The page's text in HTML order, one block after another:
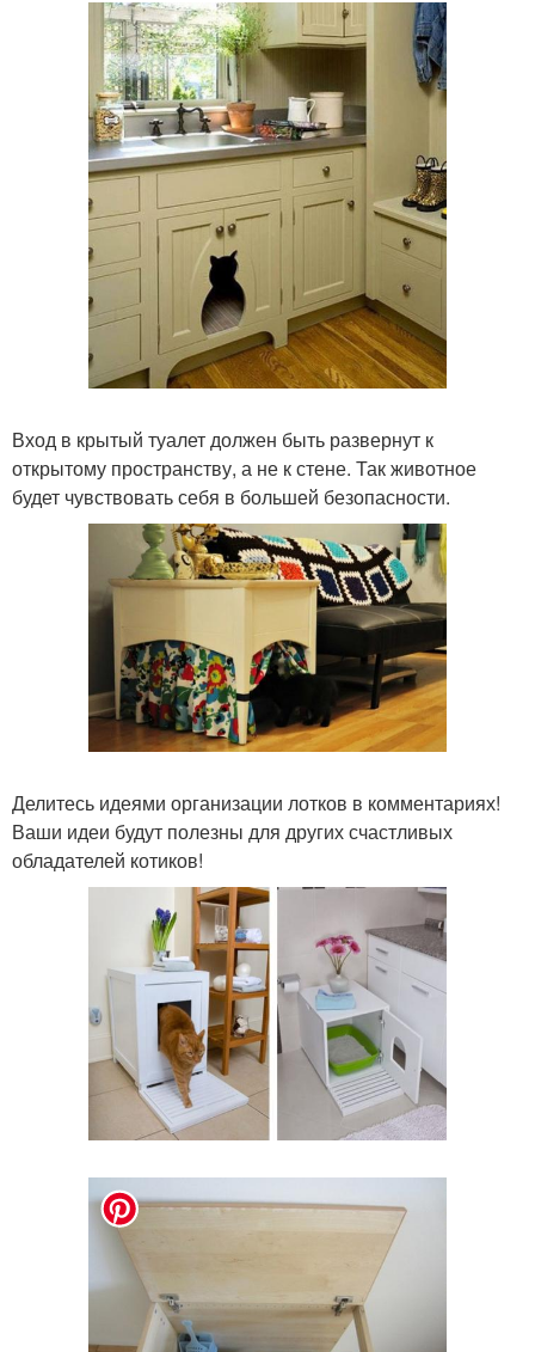
Вход в крытый туалет должен быть развернут к
открытому пространству, а не к стене. Так животное
будет чувствовать себя в большей безопасности.
Делитесь идеями организации лотков в комментариях!
Ваши идеи будут полезны для других счастливых
обладателей котиков!